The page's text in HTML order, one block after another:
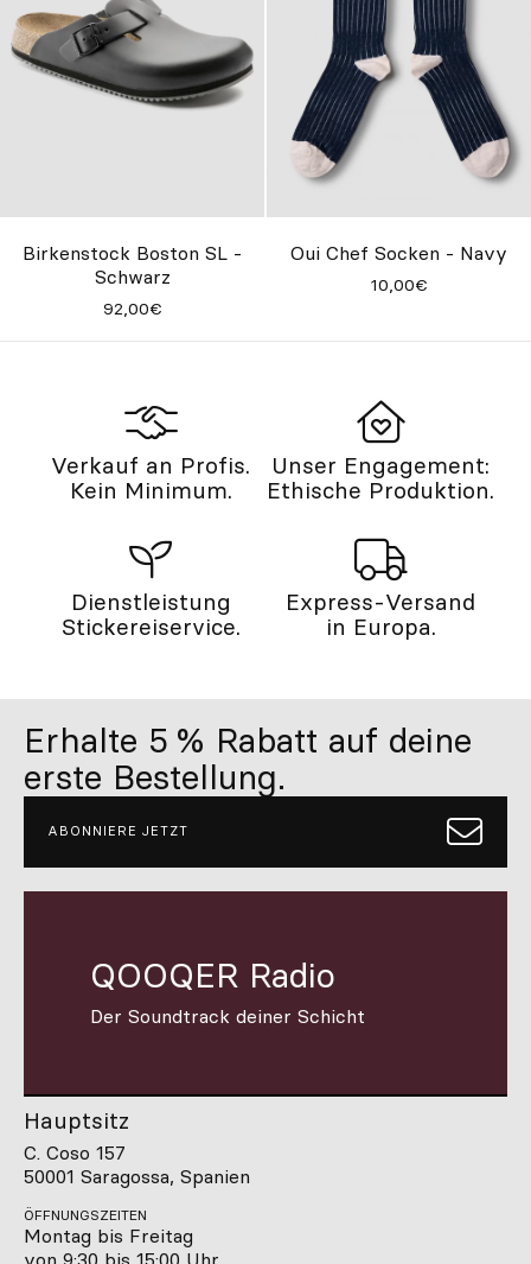
Birkenstock Boston SL -
Schwarz
92,00€
Oui Chef Socken - Navy
10,00€
Verkauf an Profis.
Kein Minimum.
Unser Engagement:
Ethische Produktion.
Dienstleistung
Stickereiservice.
Express-Versand
in Europa.
Erhalte 5 % Rabatt auf deine
erste Bestellung.
ABONNIERE JETZT
QOOQER Radio
Der Soundtrack deiner Schicht
Hauptsitz
C. Coso 157
50001 Saragossa, Spanien
ÖFFNUNGSZEITEN
Montag bis Freitag
von 9:30 bis 15:00 Uhr